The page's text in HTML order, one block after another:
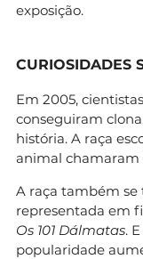
exposição.
CURIOSIDADES
Em 2005,
conseguiram
história. A raça
animal chamaram
A raça também se
representada em
Os 101 Dálmatas.
popularidade